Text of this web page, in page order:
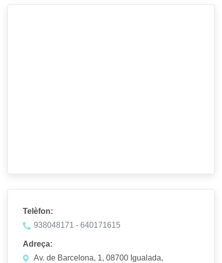
Telèfon:
938048171 - 640171615
Adreça:
Av. de Barcelona, 1, 08700 Igualada,